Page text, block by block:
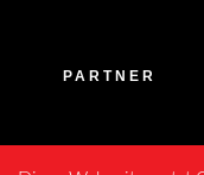
PARTNER